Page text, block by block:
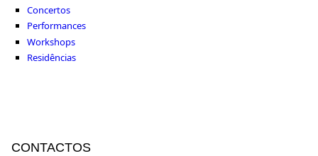
Concertos
Performances
Workshops
Residências
CONTACTOS